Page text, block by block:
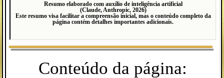
Resumo elaborado com auxílio de inteligência artificial
(Claude, Anthropic, 2026)
Este resumo visa facilitar a compreensão inicial, mas o conteúdo completo da
página contém detalhes importantes adicionais.
Conteúdo da página: